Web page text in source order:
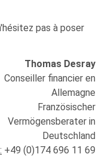
pas à poser
Thomas Desray
Conseiller financier en
Allemagne
Französischer
Vermögensberater in
Deutschland
+49 (0)174 696 11 69